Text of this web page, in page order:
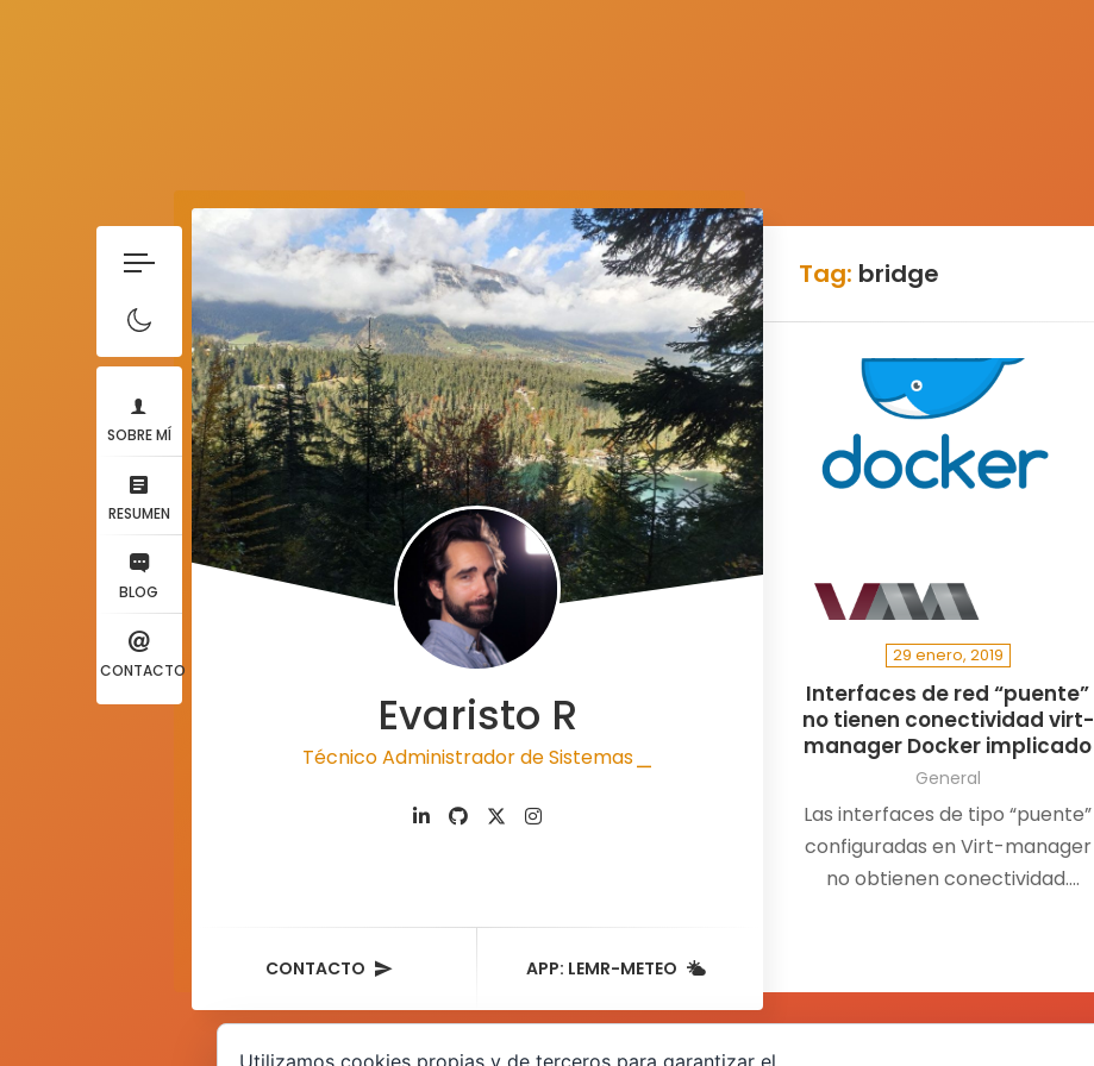
SOBRE MÍ
RESUMEN
BLOG
CONTACTO
Evaristo R
Técnico Administrador de Sistemas |
CONTACTO APP: LEMR-METEO
Tag: bridge
29 enero, 2019
Interfaces de red “puente”
no tienen conectividad virt-
manager Docker implicado
General
Las interfaces de tipo “puente”
configuradas en Virt-manager
no obtienen conectividad.
Utilizamos cookies propias y de terceros para garantizar el